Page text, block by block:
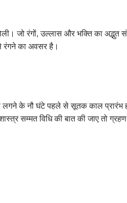
जो रंगों, उल्लास और भक्ति का अद्भुत
रंगने का अवसर है।
के नौ घंटे पहले से सूतक काल प्रारंभ
सम्मत विधि की बात की जाए तो